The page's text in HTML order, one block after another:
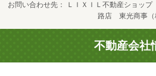
お問い合わせ先
ＬＩＸＩＬ不動産ショッ
路店 東光商事（
不動産会社